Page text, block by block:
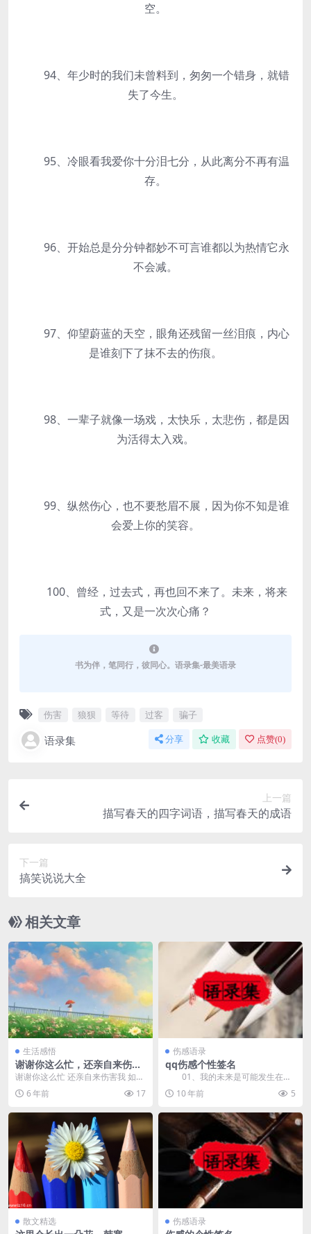
空。
94、年少时的我们未曾料到，匆匆一个错身，就错
失了今生。
95、冷眼看我爱你十分泪七分，从此离分不再有温
存。
96、开始总是分分钟都妙不可言谁都以为热情它永
不会减。
97、仰望蔚蓝的天空，眼角还残留一丝泪痕，内心
是谁刻下了抹不去的伤痕。
98、一辈子就像一场戏，太快乐，太悲伤，都是因
为活得太入戏。
99、纵然伤心，也不要愁眉不展，因为你不知是谁
会爱上你的笑容。
100、曾经，过去式，再也回不来了。未来，将来
式，又是一次次心痛？
书为伴，笔同行，彼同心。语录集-最美语录
伤害 狼狈 等待 过客 骗子
语录集 分享 收藏 点赞(0)
上一篇
描写春天的四字词语，描写春天的成语
下一篇
搞笑说说大全
相关文章
生活感悟
谢谢你这么忙，还亲自来伤害
我
谢谢你这么忙 还亲自来伤害我 如今
我很好 谢谢你的忽略...... 我们停停
走走...6 年前 17
伤感语录
qq伤感个性签名
01、我的未来是可能发生在任
何人身上，但绝不是你。 0
2、...10 年前 5
散文精选 伤感语录